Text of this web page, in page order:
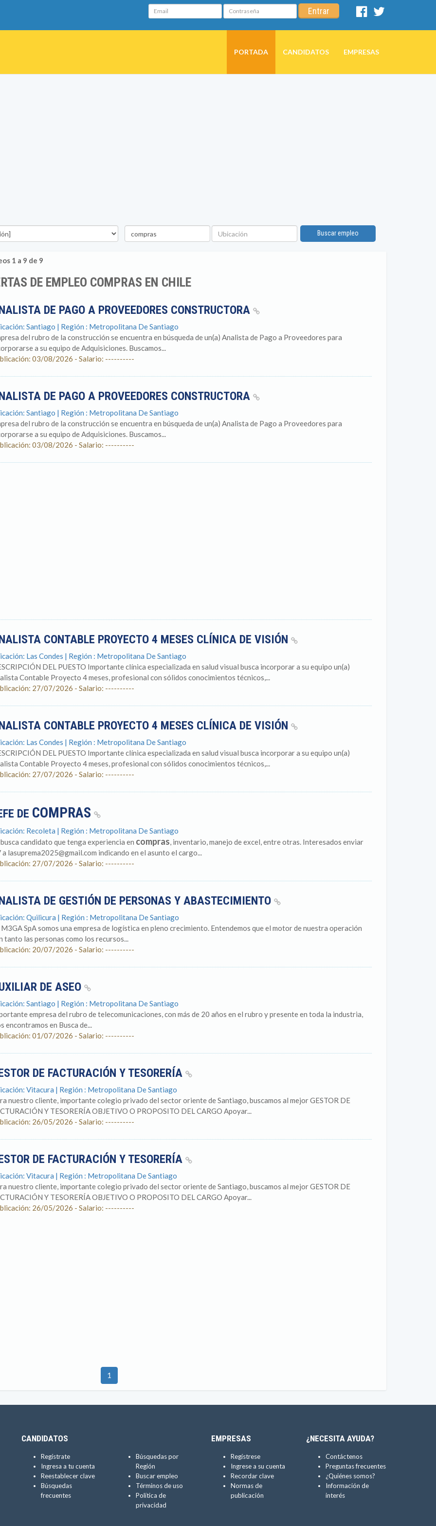
Email Contraseña Entrar
Facebook
PORTADA CANDIDATOS EMPRESAS
Palabra
clave
Ubicación
Buscar empleo
1 a 9 de 9
DE EMPLEO COMPRAS EN CHILE
DE PAGO A PROVEEDORES CONSTRUCTORA
Santiago | Región : Metropolitana De Santiago
del rubro de la construcción se encuentra en búsqueda de un(a) Analista de Pago a Proveedores para
a su equipo de Adquisiciones. Buscamos...
03/08/2026 - Salario: ----------
DE PAGO A PROVEEDORES CONSTRUCTORA
Santiago | Región : Metropolitana De Santiago
del rubro de la construcción se encuentra en búsqueda de un(a) Analista de Pago a Proveedores para
a su equipo de Adquisiciones. Buscamos...
03/08/2026 - Salario: ----------
CONTABLE PROYECTO 4 MESES CLÍNICA DE VISIÓN
Las Condes | Región : Metropolitana De Santiago
DEL PUESTO Importante clínica especializada en salud visual busca incorporar a su equipo un(a)
Contable Proyecto 4 meses, profesional con sólidos conocimientos técnicos,...
27/07/2026 - Salario: ----------
CONTABLE PROYECTO 4 MESES CLÍNICA DE VISIÓN
Las Condes | Región : Metropolitana De Santiago
DEL PUESTO Importante clínica especializada en salud visual busca incorporar a su equipo un(a)
Contable Proyecto 4 meses, profesional con sólidos conocimientos técnicos,...
27/07/2026 - Salario: ----------
DE COMPRAS
Recoleta | Región : Metropolitana De Santiago
busca candidato que tenga experiencia en compras, inventario, manejo de excel, entre otras. Interesados enviar
a lasuprema2025@gmail.com indicando en el asunto el cargo...
27/07/2026 - Salario: ----------
DE GESTIÓN DE PERSONAS Y ABASTECIMIENTO
Quilicura | Región : Metropolitana De Santiago
M3GA SpA somos una empresa de logística en pleno crecimiento. Entendemos que el motor de nuestra operación
tanto las personas como los recursos...
20/07/2026 - Salario: ----------
DE ASEO
Santiago | Región : Metropolitana De Santiago
empresa del rubro de telecomunicaciones, con más de 20 años en el rubro y presente en toda la industria,
encontramos en Busca de...
01/07/2026 - Salario: ----------
DE FACTURACIÓN Y TESORERÍA
Vitacura | Región : Metropolitana De Santiago
nuestro cliente, importante colegio privado del sector oriente de Santiago, buscamos al mejor GESTOR DE
Y TESORERÍA OBJETIVO O PROPOSITO DEL CARGO Apoyar...
26/05/2026 - Salario: ----------
DE FACTURACIÓN Y TESORERÍA
Vitacura | Región : Metropolitana De Santiago
nuestro cliente, importante colegio privado del sector oriente de Santiago, buscamos al mejor GESTOR DE
Y TESORERÍA OBJETIVO O PROPOSITO DEL CARGO Apoyar...
26/05/2026 - Salario: ----------
1
CANDIDATOS
Regístrate
Ingresa a tu cuenta
Reestablecer clave
Búsquedas
frecuentes
Búsquedas por
Región
Buscar empleo
Términos de uso
Política de
privacidad
EMPRESAS
Regístrese
Ingrese a su cuenta
Recordar clave
Normas de
publicación
¿NECESITA AYUDA?
Contáctenos
Preguntas frecuentes
¿Quiénes somos?
Información de
interés